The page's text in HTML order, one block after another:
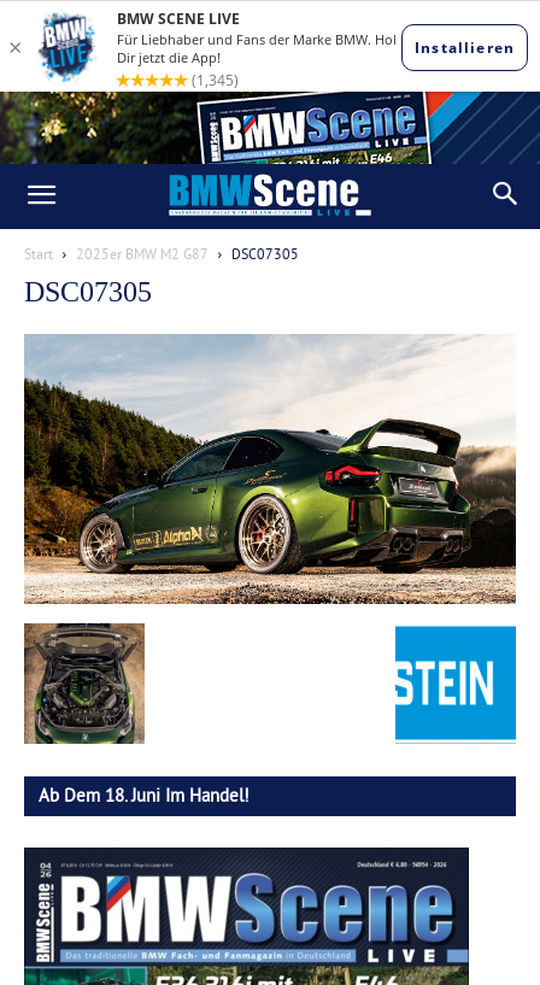
Start 2025er BMW M2 G87 DSC07305
DSC07305
Ab Dem 18. Juni Im Handel!